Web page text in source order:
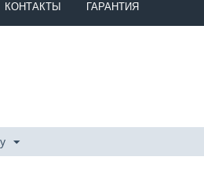
КОНТАКТЫ ГАРАНТИЯ